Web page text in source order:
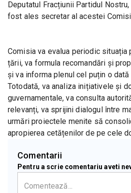
Deputatul Fracțiunii Partidul
fost ales secretar al acestei
Comisia va evalua periodic situația
țării, va formula recomandări și
și va informa plenul cel puțin o
Totodată, va analiza inițiativele și
guvernamentale, va consulta
relevanți, va sprijini dialogul între
urmări proiectele menite să
apropierea cetățenilor de pe cele
Comentarii
Pentru a scrie comentariu aveti